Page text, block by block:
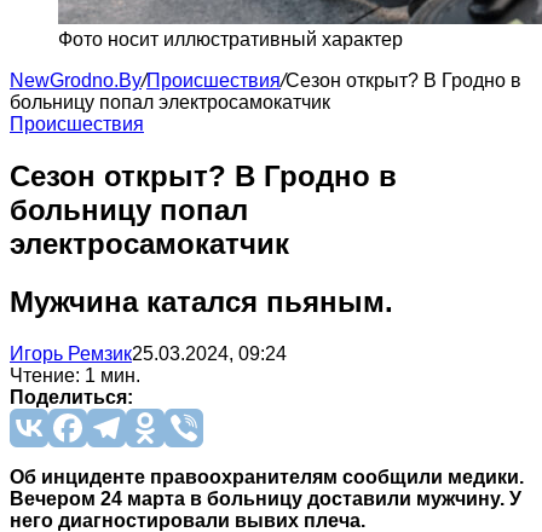
Фото носит иллюстративный характер
NewGrodno.By/Происшествия/Сезон открыт? В Гродно в
больницу попал электросамокатчик
Происшествия
Сезон открыт? В Гродно в
больницу попал
электросамокатчик
Мужчина катался пьяным.
Игорь Ремзик25.03.2024, 09:24
Чтение: 1 мин.
Поделиться:
Об инциденте правоохранителям сообщили медики.
Вечером 24 марта в больницу доставили мужчину. У
него диагностировали вывих плеча.